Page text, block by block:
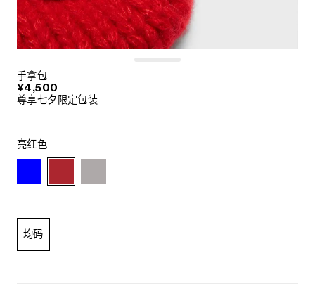
手拿包
¥4,500
尊享七夕限定包装
亮红色
均码